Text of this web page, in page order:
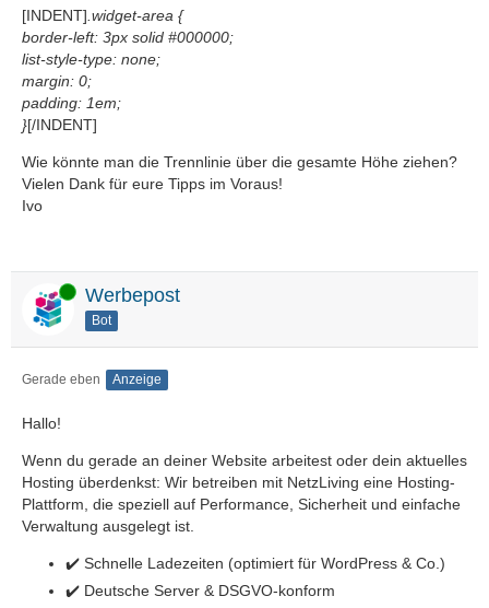
[INDENT] .widget-area {
border-left: 3px solid #000000;
list-style-type: none;
margin: 0;
padding: 1em;
}[/INDENT]
Wie könnte man die Trennlinie über die gesamte Höhe ziehen?
Vielen Dank für eure Tipps im Voraus!
Ivo
Online Werbepost
Bot
Gerade eben Anzeige
Hallo!
Wenn du gerade an deiner Website arbeitest oder dein aktuelles
Hosting überdenkst: Wir betreiben mit NetzLiving eine Hosting-
Plattform, die speziell auf Performance, Sicherheit und einfache
Verwaltung ausgelegt ist.
✔️ Schnelle Ladezeiten (optimiert für WordPress & Co.)
✔️ Deutsche Server & DSGVO-konform